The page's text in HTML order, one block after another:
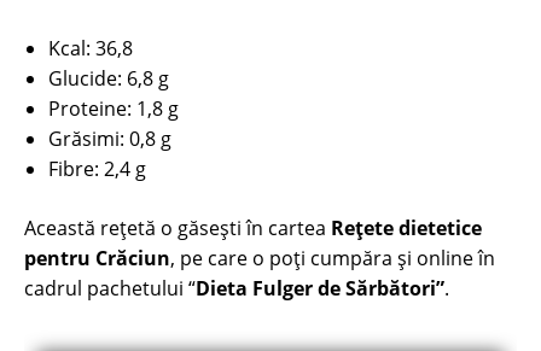
Kcal: 36,8
Glucide: 6,8 g
Proteine: 1,8 g
Grăsimi: 0,8 g
Fibre: 2,4 g
Această rețetă o găsești în cartea Rețete dietetice
pentru Crăciun, pe care o poți cumpăra și online în
cadrul pachetului “Dieta Fulger de Sărbători”.